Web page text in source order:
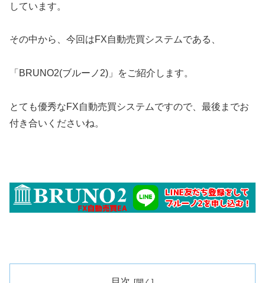
しています。
その中から、今回はFX自動売買システムである、
「BRUNO2(ブルーノ2)」をご紹介します。
とても優秀なFX自動売買システムですので、最後までお
付き合いくださいね。